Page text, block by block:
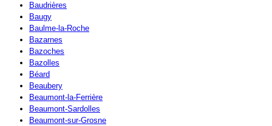
Baudrières
Baugy
Baulme-la-Roche
Bazarnes
Bazoches
Bazolles
Béard
Beaubery
Beaumont-la-Ferrière
Beaumont-Sardolles
Beaumont-sur-Grosne